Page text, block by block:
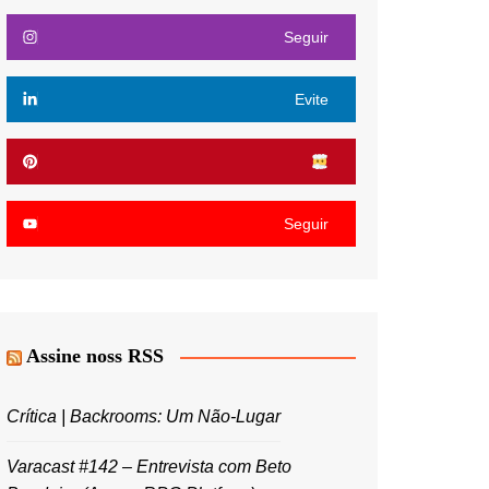
Seguir
Evite
Seguir
Assine noss RSS
Crítica | Backrooms: Um Não-Lugar
Varacast #142 – Entrevista com Beto